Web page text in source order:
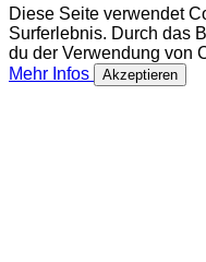
Diese Seite verwendet
Surferlebnis. Durch das
du der Verwendung von
Mehr Infos
Akzeptieren